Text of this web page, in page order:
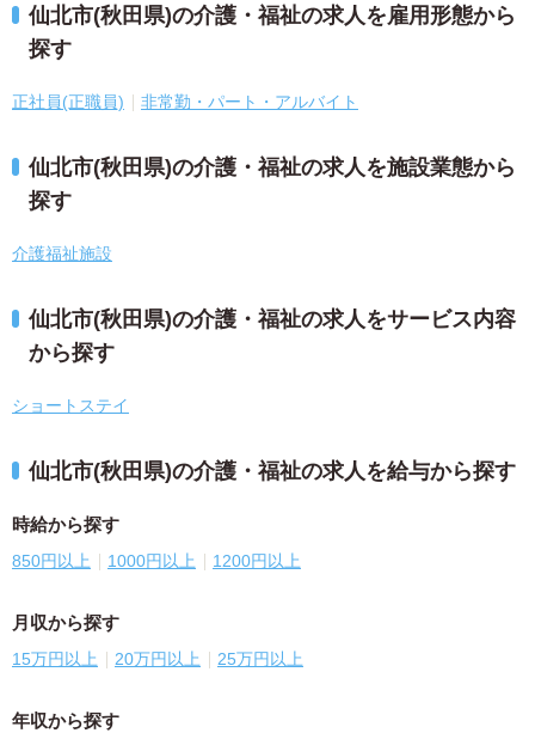
仙北市(秋田県)の介護・福祉の求人を雇用形態から
探す
正社員(正職員) 非常勤・パート・アルバイト
仙北市(秋田県)の介護・福祉の求人を施設業態から
探す
介護福祉施設
仙北市(秋田県)の介護・福祉の求人をサービス内容
から探す
ショートステイ
仙北市(秋田県)の介護・福祉の求人を給与から探す
時給から探す
850円以上 1000円以上 1200円以上
月収から探す
15万円以上 20万円以上 25万円以上
年収から探す